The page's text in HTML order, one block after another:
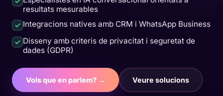
resultats mesurables
Integracions natives amb CRM i WhatsApp Business
Disseny amb criteris de privacitat i seguretat de
dades (GDPR)
Vols que en parlem? → Veure solucions